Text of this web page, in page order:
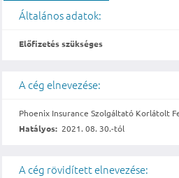
Általános adatok:
Előfizetés szükséges
A cég elnevezése:
Phoenix Insurance Szolgáltató Korlátolt
Hatályos: 2021. 08. 30.-tól
A cég rövidített elnevezése: